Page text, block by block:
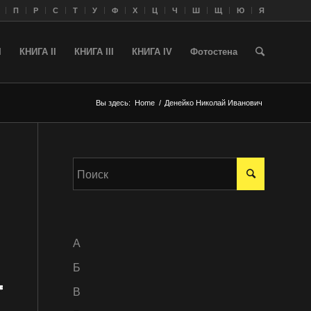
П Р С Т У Ф Х Ц Ч Ш Щ Ю Я
КНИГА II КНИГА III КНИГА IV Фотостена
Вы здесь: Home / Денейко Николай Иванович
A
Б
В